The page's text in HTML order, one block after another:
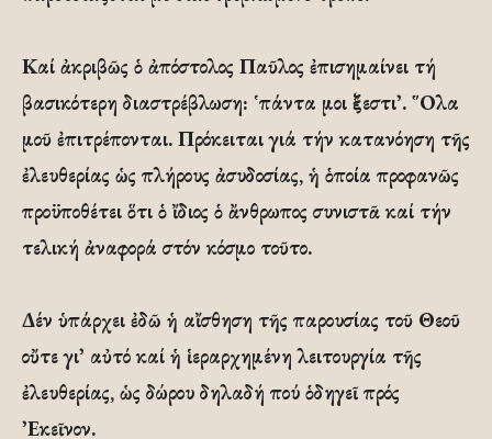
Καί ἀκριβῶς ὁ ἀπόστολος Παῦλος ἐπισημαίνει τή
βασικότερη διαστρέβλωση: ῾πάντα μοι ἔξεστι᾽. ῞Ολα
μοῦ ἐπιτρέπονται. Πρόκειται γιά τήν κατανόηση τῆς
ἐλευθερίας ὡς πλήρους ἀσυδοσίας, ἡ ὁποία προφανῶς
προϋποθέτει ὅτι ὁ ἴδιος ὁ ἄνθρωπος συνιστᾶ καί τήν
τελική ἀναφορά στόν κόσμο τοῦτο.
Δέν ὑπάρχει ἐδῶ ἡ αἴσθηση τῆς παρουσίας τοῦ Θεοῦ
οὔτε γι᾽ αὐτό καί ἡ ἱεραρχημένη λειτουργία τῆς
ἐλευθερίας, ὡς δώρου δηλαδή πού ὁδηγεῖ πρός
᾽Εκεῖνον.